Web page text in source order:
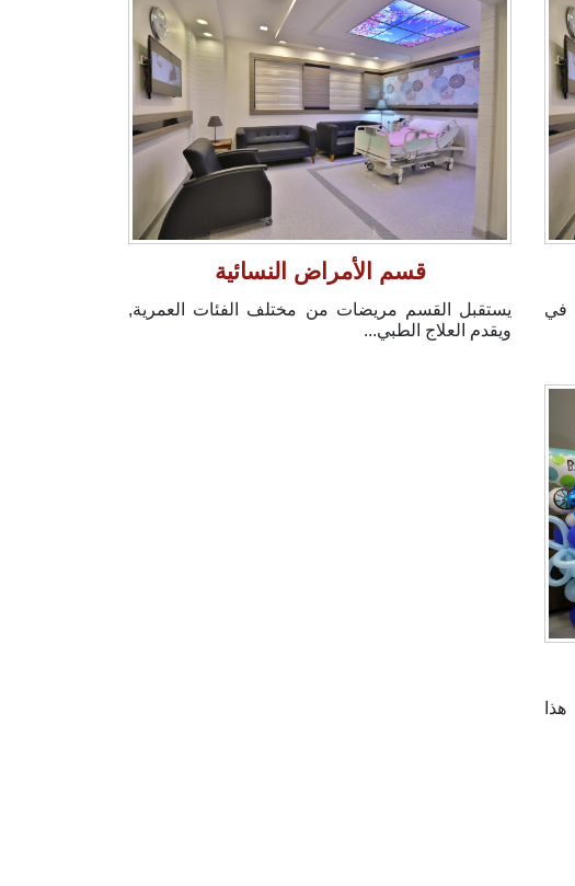
في
قسم الأمراض النسائية
يستقبل القسم مريضات من مختلف الفئات العمرية,
ويقدم العلاج الطبي...